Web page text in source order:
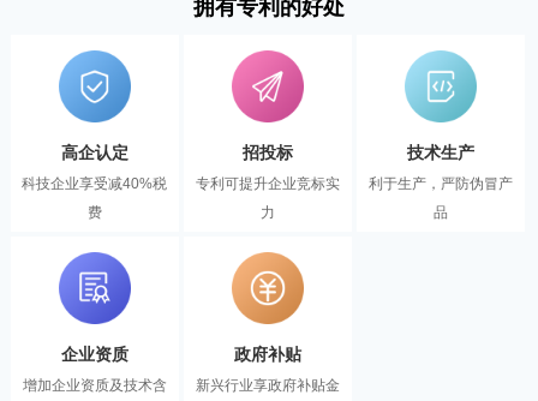
拥有专利的好处
高企认定
科技企业享受减40%税
费
招投标
专利可提升企业竞标实
力
技术生产
利于生产，严防伪冒产
品
企业资质
增加企业资质及技术含
政府补贴
新兴行业享政府补贴金